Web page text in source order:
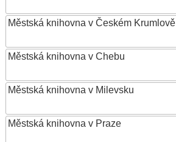
Městská knihovna v Českém Krumlově
Městská knihovna v Chebu
Městská knihovna v Milevsku
Městská knihovna v Praze